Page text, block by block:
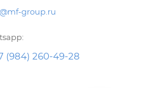
group.ru
(984) 260-49-28